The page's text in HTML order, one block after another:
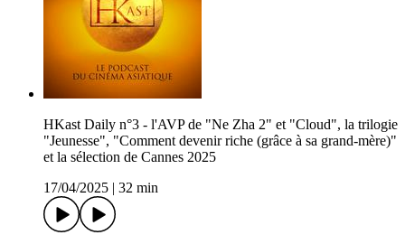
HKast Daily n°3 - l'AVP de "Ne Zha 2" et "Cloud", la trilogie
"Jeunesse", "Comment devenir riche (grâce à sa grand-mère)"
et la sélection de Cannes 2025
17/04/2025
32 min